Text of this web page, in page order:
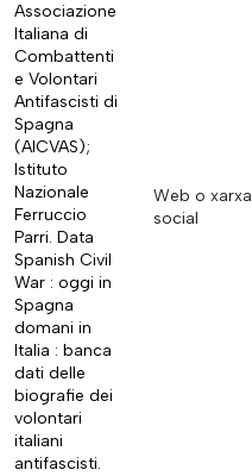
Associazione
Italiana di
Combattenti
e Volontari
Antifascisti di
Spagna
(AICVAS);
Istituto
Nazionale
Ferruccio
Parri. Data
Spanish Civil
War : oggi in
Spagna
domani in
Italia : banca
dati delle
biografie dei
volontari
italiani
antifascisti.
Web o xarxa
social